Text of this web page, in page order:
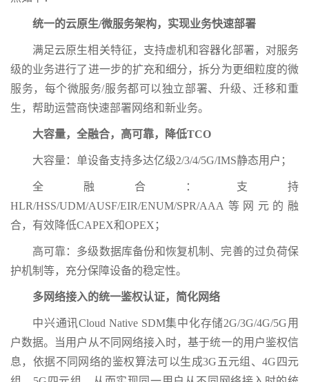
统一的云原生/微服务架构，实现业务快速部署
满足云原生相关特征，支持虚机和容器化部署，对服务
级的业务进行了进一步的扩充和细分，拆分为更细粒度的微
服务，每个微服务/服务都可以独立部署、升级、迁移和重
生，帮助运营商快速部署网络和新业务。
大容量，全融合，高可靠，降低TCO
大容量：单设备支持多达亿级2/3/4/5G/IMS静态用户；
全融合：支持
HLR/HSS/UDM/AUSF/EIR/ENUM/SPR/AAA等网元的融
合，有效降低CAPEX和OPEX；
高可靠：多级数据库备份和恢复机制、完善的过负荷保
护机制等，充分保障设备的稳定性。
多网络接入的统一鉴权认证，简化网络
中兴通讯Cloud Native SDM集中化存储2G/3G/4G/5G用
户数据。当用户从不同网络接入时，基于统一的用户鉴权信
息，依据不同网络的鉴权算法可以生成3G五元组、4G四元